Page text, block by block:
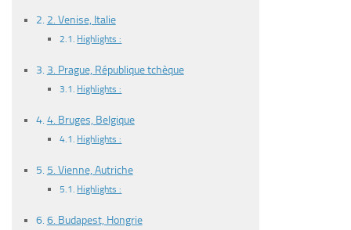
2. Venise, Italie
Highlights :
3. Prague, République tchèque
Highlights :
4. Bruges, Belgique
Highlights :
5. Vienne, Autriche
Highlights :
6. Budapest, Hongrie